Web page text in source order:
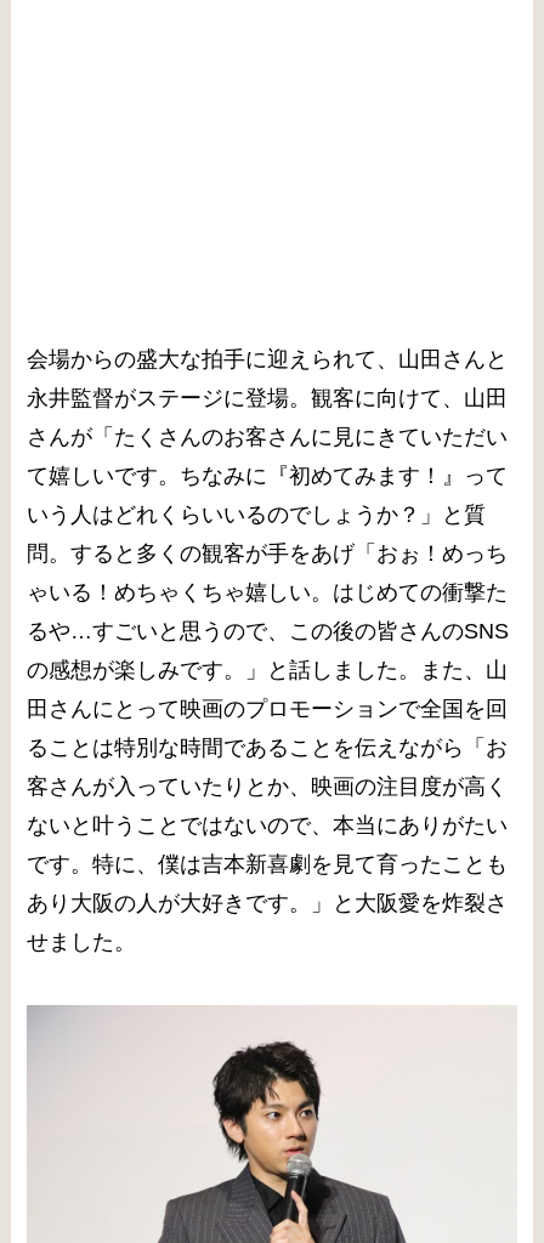
会場からの盛大な拍手に迎えられて、山田さんと
永井監督がステージに登場。観客に向けて、山田
さんが「たくさんのお客さんに見にきていただい
て嬉しいです。ちなみに『初めてみます！』って
いう人はどれくらいいるのでしょうか？」と質
問。すると多くの観客が手をあげ「おぉ！めっち
ゃいる！めちゃくちゃ嬉しい。はじめての衝撃た
るや…すごいと思うので、この後の皆さんのSNS
の感想が楽しみです。」と話しました。また、山
田さんにとって映画のプロモーションで全国を回
ることは特別な時間であることを伝えながら「お
客さんが入っていたりとか、映画の注目度が高く
ないと叶うことではないので、本当にありがたい
です。特に、僕は吉本新喜劇を見て育ったことも
あり大阪の人が大好きです。」と大阪愛を炸裂さ
せました。